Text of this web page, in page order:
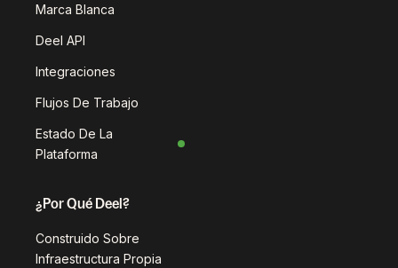
Marca Blanca
Deel API
Integraciones
Flujos De Trabajo
Estado De La
Plataforma
¿Por Qué Deel?
Construido Sobre
Infraestructura Propia